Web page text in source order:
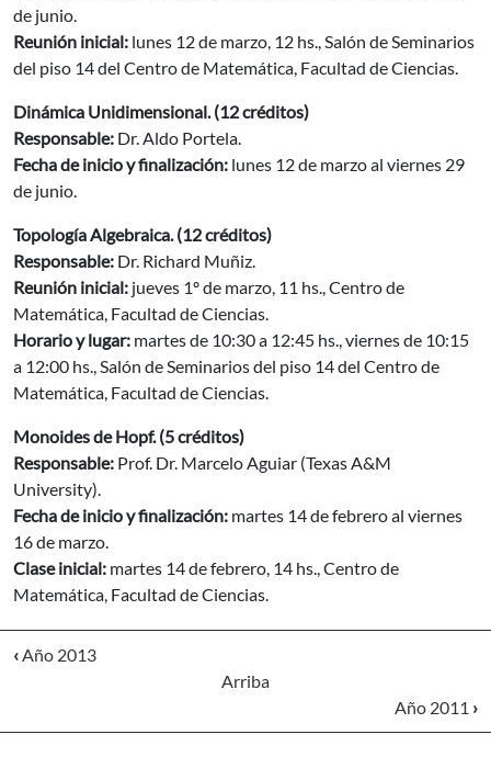
de junio.
Reunión inicial: lunes 12 de marzo, 12 hs., Salón de Seminarios
del piso 14 del Centro de Matemática, Facultad de Ciencias.
Dinámica Unidimensional. (12 créditos)
Responsable: Dr. Aldo Portela.
Fecha de inicio y finalización: lunes 12 de marzo al viernes 29
de junio.
Topología Algebraica. (12 créditos)
Responsable: Dr. Richard Muñiz.
Reunión inicial: jueves 1º de marzo, 11 hs., Centro de
Matemática, Facultad de Ciencias.
Horario y lugar: martes de 10:30 a 12:45 hs., viernes de 10:15
a 12:00 hs., Salón de Seminarios del piso 14 del Centro de
Matemática, Facultad de Ciencias.
Monoides de Hopf. (5 créditos)
Responsable: Prof. Dr. Marcelo Aguiar (Texas A&M
University).
Fecha de inicio y finalización: martes 14 de febrero al viernes
16 de marzo.
Clase inicial: martes 14 de febrero, 14 hs., Centro de
Matemática, Facultad de Ciencias.
‹Año 2013
Arriba
Año 2011 ›